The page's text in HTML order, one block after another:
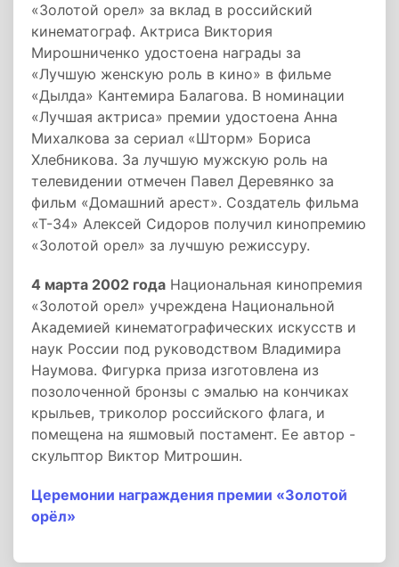
«Золотой орел» за вклад в российский
кинематограф. Актриса Виктория
Мирошниченко удостоена награды за
«Лучшую женскую роль в кино» в фильме
«Дылда» Кантемира Балагова. В номинации
«Лучшая актриса» премии удостоена Анна
Михалкова за сериал «Шторм» Бориса
Хлебникова. За лучшую мужскую роль на
телевидении отмечен Павел Деревянко за
фильм «Домашний арест». Создатель фильма
«Т-34» Алексей Сидоров получил кинопремию
«Золотой орел» за лучшую режиссуру.
4 марта 2002 года Национальная кинопремия
«Золотой орел» учреждена Национальной
Академией кинематографических искусств и
наук России под руководством Владимира
Наумова. Фигурка приза изготовлена из
позолоченной бронзы с эмалью на кончиках
крыльев, триколор российского флага, и
помещена на яшмовый постамент. Ее автор -
скульптор Виктор Митрошин.
Церемонии награждения премии «Золотой
орёл»